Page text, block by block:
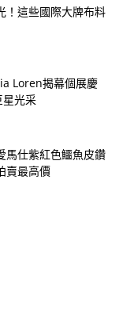
！這些國際大牌布料
Loren揭幕個展慶
光采
馬仕紫紅色鱷魚皮鑽
賣最高價